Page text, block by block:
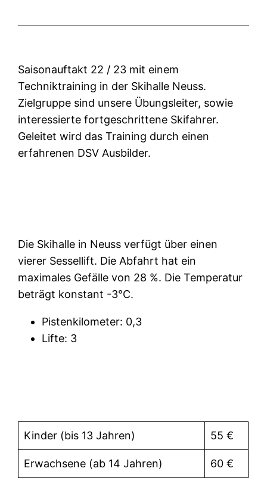
Saisonauftakt 22 / 23 mit einem
Techniktraining in der Skihalle Neuss.
Zielgruppe sind unsere Übungsleiter, sowie
interessierte fortgeschrittene Skifahrer.
Geleitet wird das Training durch einen
erfahrenen DSV Ausbilder.
Die Skihalle in Neuss verfügt über einen
vierer Sessellift. Die Abfahrt hat ein
maximales Gefälle von 28 %. Die Temperatur
beträgt konstant -3°C.
Pistenkilometer: 0,3
Lifte: 3
Kinder (bis 13 Jahren) 55 €
Erwachsene (ab 14 Jahren) 60 €